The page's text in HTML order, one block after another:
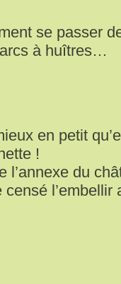
se passer
à huîtres…
en petit
!
l’annexe du
censé l’embellir